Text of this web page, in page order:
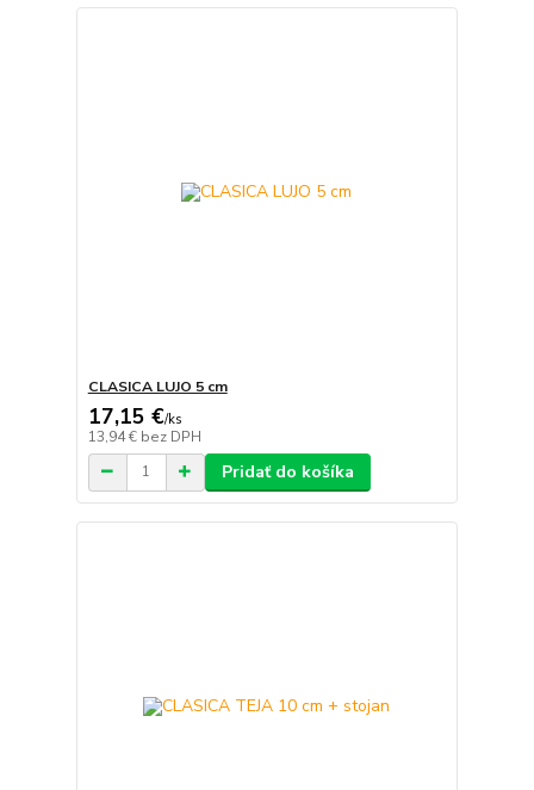
CLASICA LUJO 5 cm
17,15 €/ks
13,94 € bez DPH
Pridať do košíka